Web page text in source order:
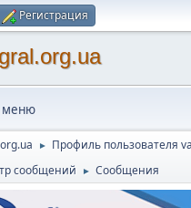
Регистрация
меню
► Профиль пользователя
сообщений ► Сообщения